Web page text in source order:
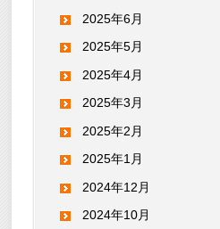
2025年6月
2025年5月
2025年4月
2025年3月
2025年2月
2025年1月
2024年12月
2024年10月